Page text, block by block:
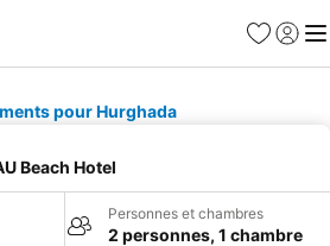
Favoris
Se
pour Hurghada
Beach Hotel
Personnes et chambres
2 personnes, 1 chambre